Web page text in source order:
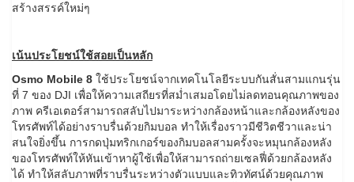
สร้างสรรค์ใหม่ๆ
เน้นประโยชน์ใช้สอยเป็นหลัก
Osmo Mobile 8 ใช้ประโยชน์จากเทคโนโลยีระบบกันสั่นสามแกนรุ่น
ที่ 7 ของ DJI เพื่อให้ความเสถียรที่สม่ำเสมอโดยไม่ลดทอนคุณภาพของ
ภาพ ครีเอเตอร์สามารถสลับไปมาระหว่างกล้องหน้าและกล้องหลังของ
โทรศัพท์ได้อย่างราบรื่นด้วยกิมบอล ทำให้เรื่องราวมีชีวิตชีวาและน่า
สนใจยิ่งขึ้น การกดปุ่มทริกเกอร์ของกิมบอลสามครั้งจะหมุนกล้องหลัง
ของโทรศัพท์ให้หันเข้าหาผู้ใช้เพื่อให้สามารถถ่ายเซลฟี่ด้วยกล้องหลัง
ได้ ทำให้สลับภาพที่ราบรื่นระหว่างตัวแบบและทิวทัศน์ด้วยคุณภาพ